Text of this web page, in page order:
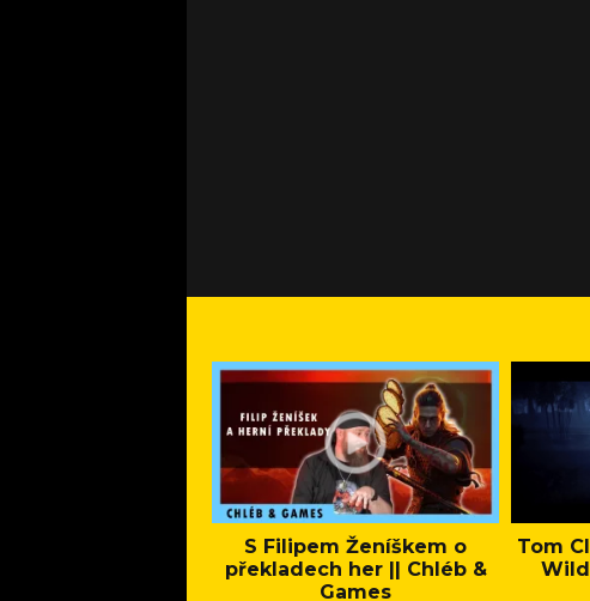
S Filipem Ženíškem o
překladech her || Chléb &
Games
Tom